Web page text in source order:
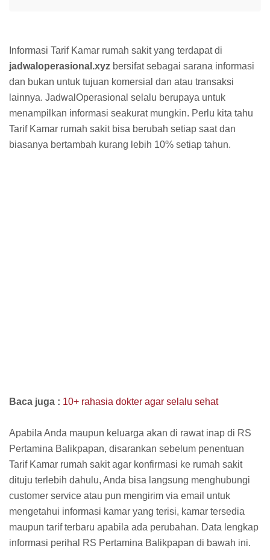
Informasi Tarif Kamar rumah sakit yang terdapat di
jadwaloperasional.xyz bersifat sebagai sarana informasi
dan bukan untuk tujuan komersial dan atau transaksi
lainnya. JadwalOperasional selalu berupaya untuk
menampilkan informasi seakurat mungkin. Perlu kita tahu
Tarif Kamar rumah sakit bisa berubah setiap saat dan
biasanya bertambah kurang lebih 10% setiap tahun.
Baca juga : 10+ rahasia dokter agar selalu sehat
Apabila Anda maupun keluarga akan di rawat inap di RS
Pertamina Balikpapan, disarankan sebelum penentuan
Tarif Kamar rumah sakit agar konfirmasi ke rumah sakit
dituju terlebih dahulu, Anda bisa langsung menghubungi
customer service atau pun mengirim via email untuk
mengetahui informasi kamar yang terisi, kamar tersedia
maupun tarif terbaru apabila ada perubahan. Data lengkap
informasi perihal RS Pertamina Balikpapan di bawah ini.